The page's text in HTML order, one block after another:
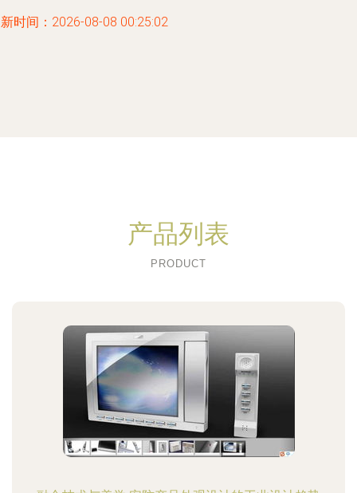
时间：2026-08-08 00:25:02
产品列表
PRODUCT